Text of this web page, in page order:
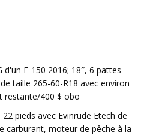
F-150 2016; 18″, 6 pattes
taille 265-60-R18 avec environ
restante/400 $ obo
pieds avec Evinrude Etech de
carburant, moteur de pêche à la